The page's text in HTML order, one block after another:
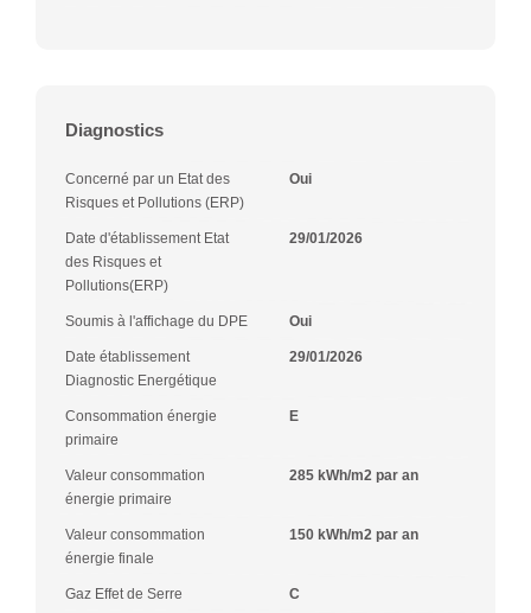
Diagnostics
Concerné par un Etat des
Risques et Pollutions (ERP)
Oui
Date d'établissement Etat
des Risques et
Pollutions(ERP)
29/01/2026
Soumis à l'affichage du DPE Oui
Date établissement
Diagnostic Energétique
29/01/2026
Consommation énergie
primaire
E
Valeur consommation
énergie primaire
285 kWh/m2 par an
Valeur consommation
énergie finale
150 kWh/m2 par an
Gaz Effet de Serre C